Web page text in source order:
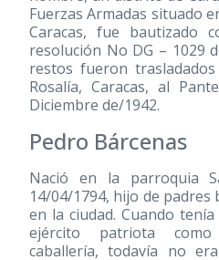
Fuerzas Armadas situado
Caracas, fue bautizado
resolución No DG – 1029
restos fueron
Rosalía, Caracas, al
Diciembre de/1942.
Pedro Bárcenas
Nació en la parroquia
14/04/1794, hijo de padres
en la ciudad. Cuando
ejército patriota
caballería, todavía no